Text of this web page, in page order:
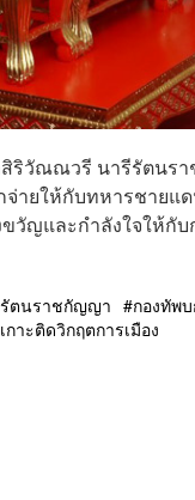
าสิริวัณณวรี นารีรัต
ยให้กับทหารชายแด
วัญและกำลังใจให้
รัตนราชกัญญา กองทัพ
เกาะติดวิกฤตการเมือง